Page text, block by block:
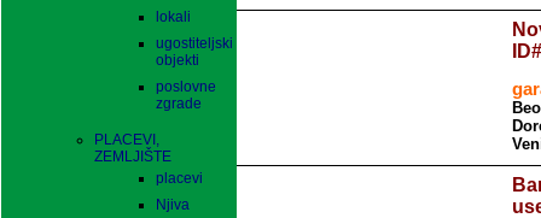
lokali
ugostiteljski
objekti
poslovne
zgrade
PLACEVI,
ZEMLJIŠTE
placevi
Njiva